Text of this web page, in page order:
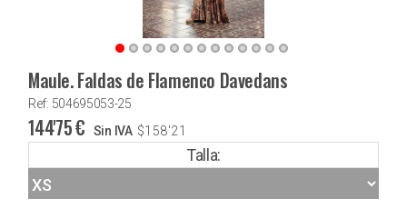
Maule. Faldas de Flamenco Davedans
Ref: 504695053-25
144'75€ Sin IVA $158'21
Talla: